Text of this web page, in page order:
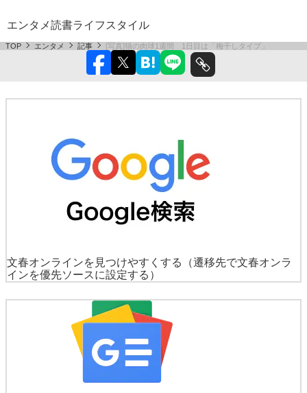
エンタメ読書ライフスタイル
TOP エンタメ 記事 [写真]猫の肉球1週間 1日目は「梅干しタイプ」
文春オンラインを見つけやすくする
（遷移先で文春オンラ
インを優先ソースに設定する）